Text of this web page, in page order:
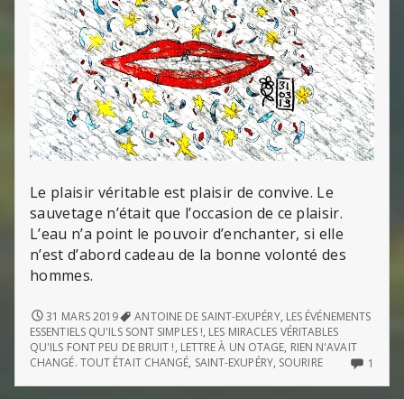
Le plaisir véritable est plaisir de convive. Le
sauvetage n’était que l’occasion de ce plaisir.
L’eau n’a point le pouvoir d’enchanter, si elle
n’est d’abord cadeau de la bonne volonté des
hommes.
LES
MIRACLES
VÉRITABLES,
QU’ILS
PEU
31 MARS 2019 ANTOINE DE SAINT-EXUPÉRY, LES ÉVÉNEMENTS
ESSENTIELS QU'ILS SONT SIMPLES !, LES MIRACLES VÉRITABLES
QU'ILS FONT PEU DE BRUIT !, LETTRE À UN OTAGE, RIEN N'AVAIT
CHANGÉ. TOUT ÉTAIT CHANGÉ, SAINT-EXUPÉRY, SOURIRE 1